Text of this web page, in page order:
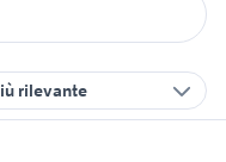
rilevante